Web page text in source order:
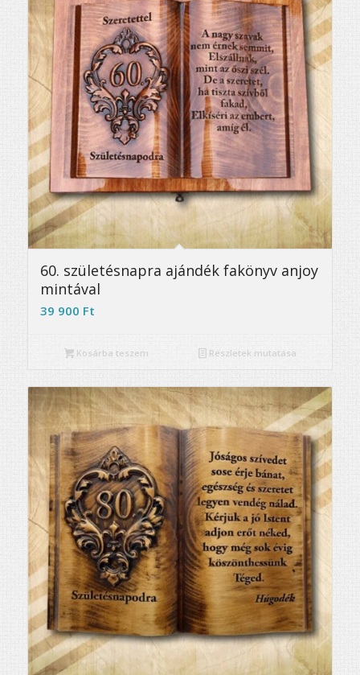
5.00
60. születésnapra ajándék fakönyv anjoy
mintával
39 900 Ft
Kosárba teszem Részletek mutatása